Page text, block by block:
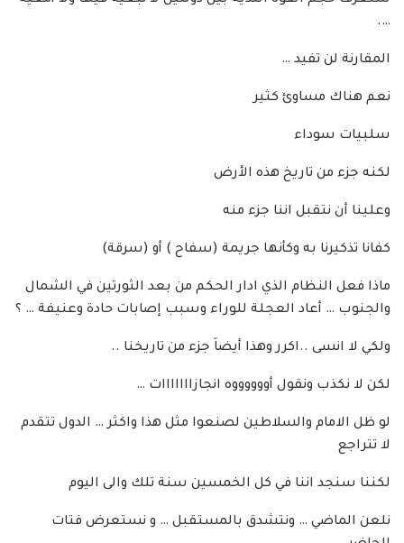
….
المقارنة لن تفيد …
نعم هناك مساوئ كثير
سلبيات سوداء
لكنه جزء من تاريخ هذه الأرض
وعلينا أن نتقبل اننا جزء منه
كفانا تذكيرنا به وكأنها جريمة (سفاح ) أو (سرقة)
ماذا فعل النظام الذي ادار الحكم من بعد الثورتين في الشمال
والجنوب … أعاد العجلة للوراء وسبب إصابات حادة وعنيفة … ؟
ولكي لا انسى ..اكرر وهذا أيضاَ جزء من تاريخنا ..
لكن لا نكذب ونقول أووووووه انجازااااااات …
لو ظل الامام والسلاطين لصنعوا مثل هذا واكثر … الدول تتقدم
لا تتراجع
لكننا سنجد اننا في كل الخمسين سنة تلك والى اليوم
نلعن الماضي … ونتشدق بالمستقبل … و نستعرض فتات